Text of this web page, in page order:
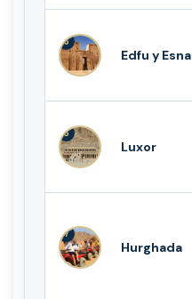
5
Edfu y Esna
6
Luxor
7
Hurghada